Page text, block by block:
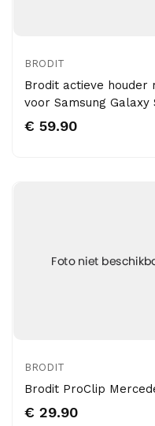
BRODIT
Brodit actieve
voor Samsung Galaxy
€ 59.90
BRODIT
Brodit ProClip
€ 29.90